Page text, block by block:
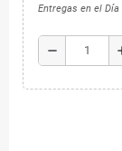
Entregas en el Día
remove